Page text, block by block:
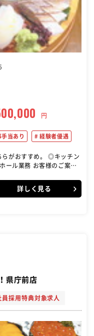
の。手に職をつけたい！何
リです。
円
手当あり 経験者優遇
すめ。 ◎キッチン
ール業務 お客様のご案内
ート！ 丁寧な実務研修も
業務にもどんどんチャレ
詳しく見る
県庁前店
員採用特典対象求人